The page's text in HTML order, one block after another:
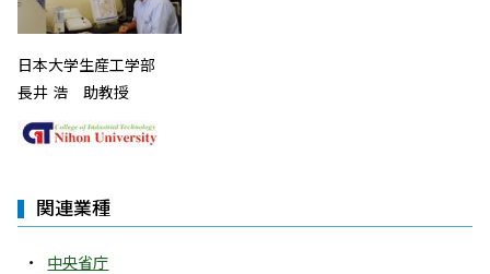
日本大学生産工学部
長井 浩 助教授
関連業種
中央省庁